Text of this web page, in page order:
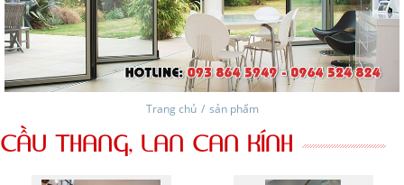
Trang chủ / sản phẩm
CẦU THANG, LAN CAN KÍNH